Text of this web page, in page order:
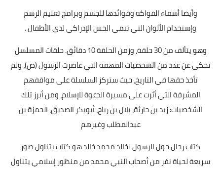
وأيضا أسماء الفواكه وفوائدها للجسم وبرامج تعليم الرسم
وإستخدام الألوان التي تنمي الحس الإدراكي لدي الأطفال .
وهو يتألف من 30 حلقة، وزمن الحلقة 10 دقائق. حلقات المسلسل
تحكي عن عدد من الشخصيات المهمة التي عاصرت الرسول (ص)، ولم
تأخذ حقها في التاريخ، حيث ستركز السلسلة على مواقفهم
المشرفة التي أثرت على مسيرة الدعوة للإسلام، ومن أبرز تلك
الشخصيات: زيد بن حارثة، بلال بن رباح، أبوبكر الصديق، الحمزة بن
عبدالمطلب وغيرهم
كتاب رجال حول الرسول لخالد محمد خالد هو كتاب يتناول صور
سريعة لحياة نفر من أصحاب النبي محمد من منظور إسلامي يتناول